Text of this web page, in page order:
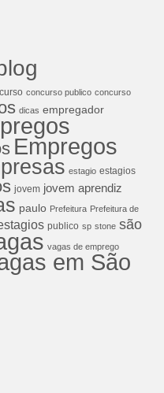
concurso publico concurso
dicas empregador
Empregos
estagio estagios
jovem jovem aprendiz
paulo Prefeitura Prefeitura de
publico sp stone são
vagas de emprego
em São